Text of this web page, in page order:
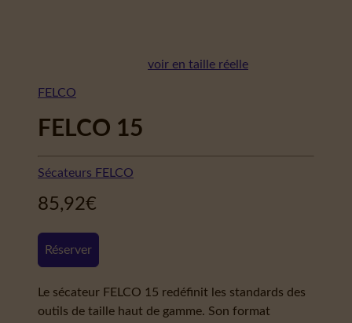
voir en taille réelle
FELCO
FELCO 15
Sécateurs FELCO
85,92€
Réserver
Le sécateur FELCO 15 redéfinit les standards des
outils de taille haut de gamme. Son format